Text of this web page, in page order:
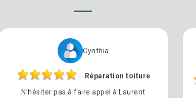
Cynthia
Réparation toiture
N’hésiter pas à faire appel à Laurent